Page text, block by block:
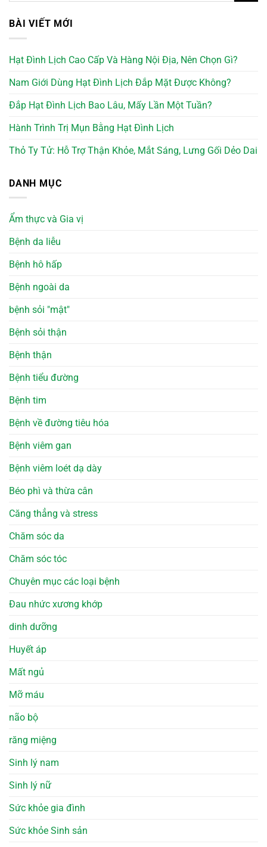
BÀI VIẾT MỚI
Hạt Đình Lịch Cao Cấp Và Hàng Nội Địa, Nên Chọn Gì?
Nam Giới Dùng Hạt Đình Lịch Đắp Mặt Được Không?
Đắp Hạt Đình Lịch Bao Lâu, Mấy Lần Một Tuần?
Hành Trình Trị Mụn Bằng Hạt Đình Lịch
Thỏ Ty Tử: Hỗ Trợ Thận Khỏe, Mắt Sáng, Lưng Gối Dẻo Dai
DANH MỤC
Ẩm thực và Gia vị
Bệnh da liễu
Bệnh hô hấp
Bệnh ngoài da
bệnh sỏi "mật"
Bệnh sỏi thận
Bệnh thận
Bệnh tiểu đường
Bệnh tim
Bệnh về đường tiêu hóa
Bệnh viêm gan
Bệnh viêm loét dạ dày
Béo phì và thừa cân
Căng thẳng và stress
Chăm sóc da
Chăm sóc tóc
Chuyên mục các loại bệnh
Đau nhức xương khớp
dinh dưỡng
Huyết áp
Mất ngủ
Mỡ máu
não bộ
răng miệng
Sinh lý nam
Sinh lý nữ
Sức khỏe gia đình
Sức khỏe Sinh sản